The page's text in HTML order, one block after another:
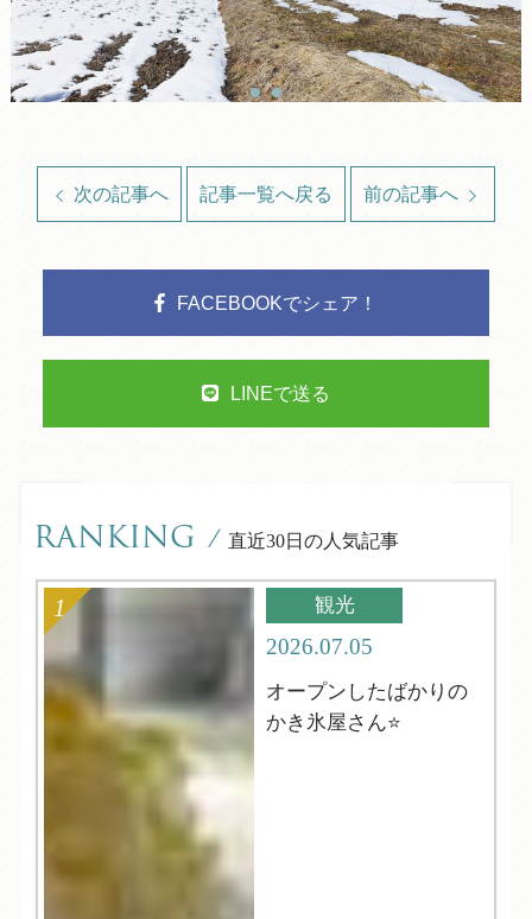
次の記事へ 記事一覧へ戻る 前の記事へ
FACEBOOKでシェア！
LINEで送る
RANKING / 直近30日の人気記事
観光
2026.07.05
オープンしたばかりの
かき氷屋さん⭐